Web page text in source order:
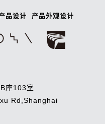
品设计 产品外观设计
座103室
Rd,Shanghai